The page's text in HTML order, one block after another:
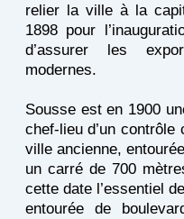
relier la ville à la
1898 pour
d’assurer les
modernes.
Sousse est en 1900
chef-lieu d’un
ville ancienne,
un carré de 700
cette date l’essentiel
entourée de